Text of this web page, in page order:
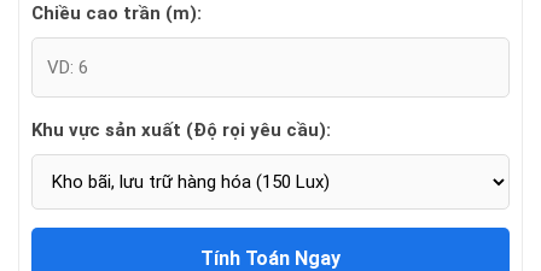
Chiều cao trần (m):
Khu vực sản xuất (Độ rọi yêu cầu):
Tính Toán Ngay